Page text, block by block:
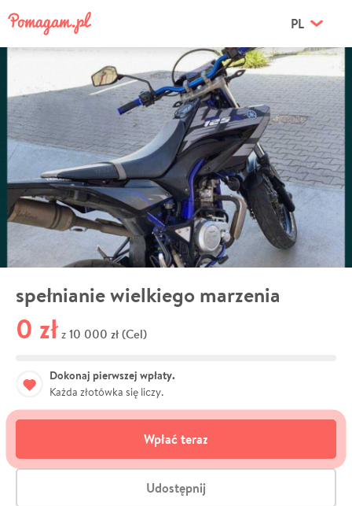
PL
spełnianie wielkiego marzenia
0 zł z 10 000 zł (Cel)
Dokonaj pierwszej wpłaty.
Każda złotówka się liczy.
Wpłać teraz
Udostępnij